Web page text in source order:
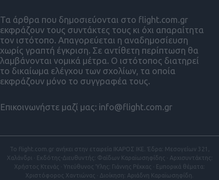
Τα άρθρα που δημοσιεύονται στο flight.com.gr
εκφράζουν τους συντάκτες τους κι όχι απαραίτητα
τον ιστότοπο. Απαγορεύεται η αναδημοσίευση
χωρίς γραπτή έγκριση. Σε αντίθετη περίπτωση θα
λαμβάνονται νομικά μέτρα. Ο ιστότοπος διατηρεί
το δικαίωμα ελέγχου των σχολίων, τα οποία
εκφράζουν μόνο το συγγραφέα τους.
Επικοινωνήστε μαζί μας: info@flight.com.gr
Το flight.com.gr ανήκει στην εταιρεία ΙΚΑΡΟΣ ΙΚΕ. Έδρα: Μεσογείων 321,
Χαλάνδρι · Εκδότης-Διευθυντής: Φαίδων Καραϊωσηφίδης · Αρχισυντάκτης:
Χρήστος Κτενάς · Υπεύθυνος Ύλης: Γιάννης Ρέκκας · Εμπορικά θέματα:
Χριστόφορος Χαντιώνας · Διοίκηση: Αριάδνη Καραϊωσηφίδη.